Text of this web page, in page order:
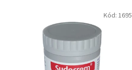
Kód: